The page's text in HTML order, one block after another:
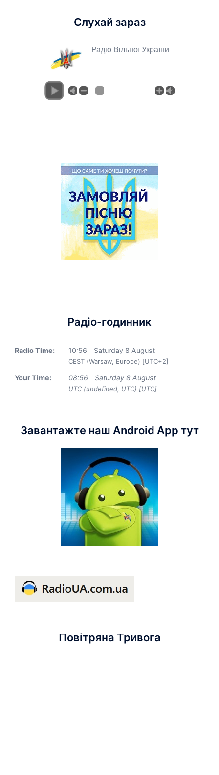
Слухай зараз
Радіо Вільної України
Радіо-годинник
Radio Time: 10:56 Saturday 8 August
CEST (Warsaw, Europe) [UTC+2]
Your Time: 08:56 Saturday 8 August
UTC (undefined, UTC) [UTC]
Завантажте наш Android App тут
Повітряна Тривога